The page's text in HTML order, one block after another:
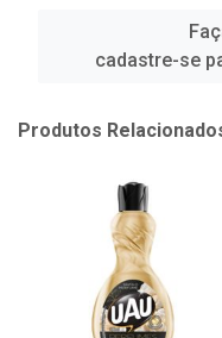
cadastre-se
Produtos